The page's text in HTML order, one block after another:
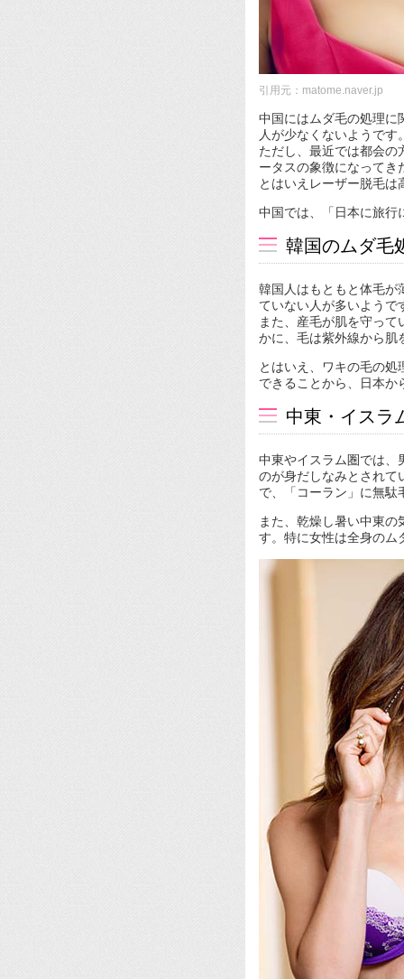
引用元：matome.naver.jp
中国にはムダ毛の処理に
人が少なくないようです
ただし、最近では都会の
ータスの象徴になってき
とはいえレーザー脱毛
中国では、「日本に旅行
韓国のムダ毛
韓国人はもともと体毛が
ていない人が多いようで
また、産毛が肌を守っ
かに、毛は紫外線から肌
とはいえ、ワキの毛の
できることから、日本か
中東・イスラ
中東やイスラム圏では、
のが身だしなみとされて
で、「コーラン」に無駄
また、乾燥し暑い中東
す。特に女性は全身のム